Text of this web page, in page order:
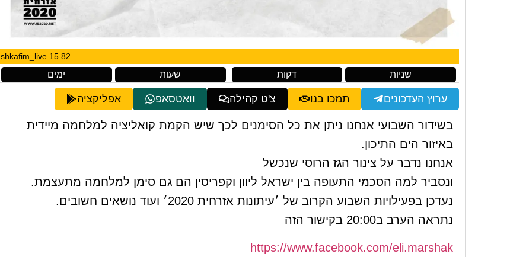
shkafim_live 15.82
ימים שעות דקות שניות
ערוץ העדכונים תמכו בנו צ'ט קהילה וואטסאפ אפליקציה
בשידור השבועי אנחנו ניתן את כל הסימנים לכך שיש הקמת קואליציה למלחמה מיידית
באיזור הים התיכון.
אנחנו נדבר על צינור הגז הרוסי שנכשל
ונסביר למה הסכמי התעופה בין ישראל ליוון וקפריסין הם גם סימן למלחמה מתעצמת.
נעדכן בפעילויות השבוע הקרוב של ׳עיתונות אזרחית 2020׳ ועוד נושאים חשובים.
נתראה הערב ב20:00 בקישור הזה
https://www.facebook.com/eli.marshak